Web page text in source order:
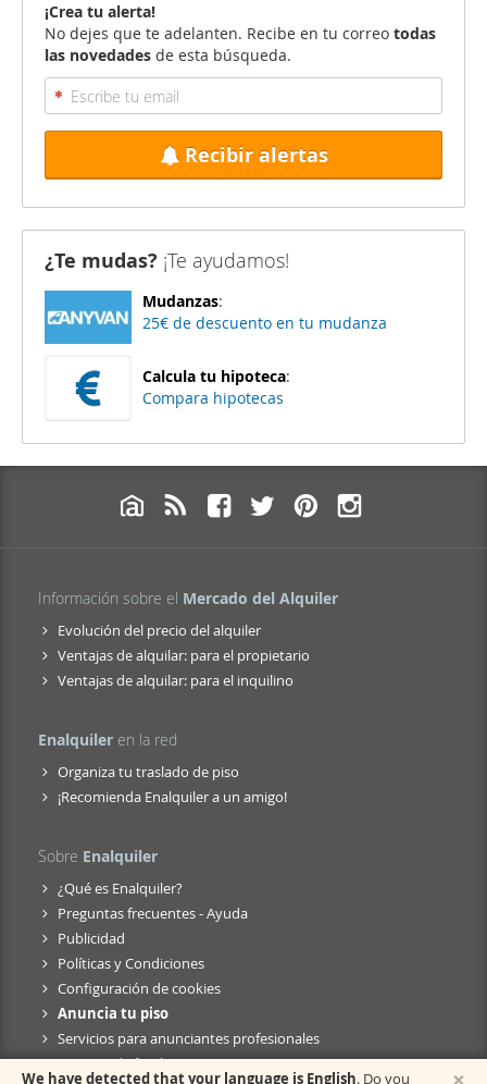
¡Crea tu alerta!
No dejes que te adelanten. Recibe en tu correo todas
las novedades de esta búsqueda.
Recibir alertas
¿Te mudas? ¡Te ayudamos!
Mudanzas:
25€ de descuento en tu mudanza
Calcula tu hipoteca:
Compara hipotecas
Información sobre el Mercado del Alquiler
Evolución del precio del alquiler
Ventajas de alquilar: para el propietario
Ventajas de alquilar: para el inquilino
Enalquiler en la red
Organiza tu traslado de piso
¡Recomienda Enalquiler a un amigo!
Sobre Enalquiler
¿Qué es Enalquiler?
Preguntas frecuentes - Ayuda
Publicidad
Políticas y Condiciones
Configuración de cookies
Anuncia tu piso
Servicios para anunciantes profesionales
Anuncio de fusión
We have detected that your language is English. Do you